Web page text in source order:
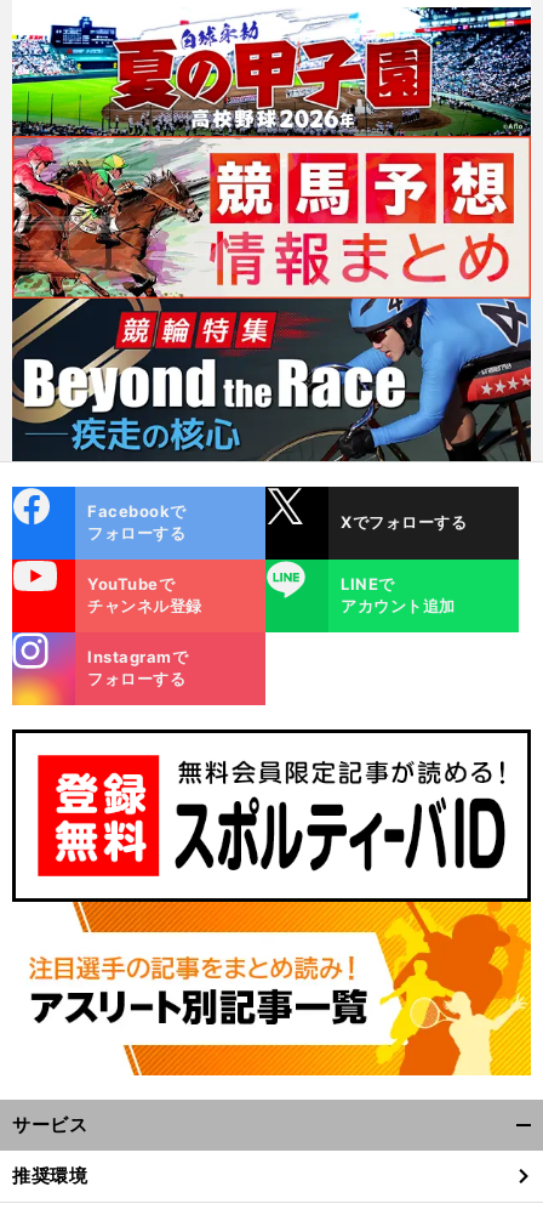
ok
Facebookで
フォローする
Xでフォローする
YouTubeで
チャンネル登録
LINE
LINEで
アカウント追加
m
Instagramで
フォローする
サービス
閉
推奨環境